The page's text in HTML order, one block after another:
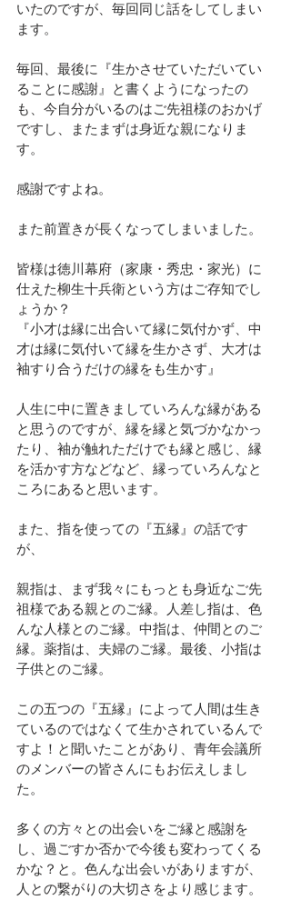
いたのですが、毎回同じ話をしてしまい
ます。
毎回、最後に『生かさせていただいてい
ることに感謝』と書くようになったの
も、今自分がいるのはご先祖様のおかげ
ですし、またまずは身近な親になりま
す。
感謝ですよね。
また前置きが長くなってしまいました。
皆様は徳川幕府（家康・秀忠・家光）に
仕えた柳生十兵衛という方はご存知でし
ょうか？
『小才は縁に出合いて縁に気付かず、中
才は縁に気付いて縁を生かさず、大才は
袖すり合うだけの縁をも生かす』
人生に中に置きましていろんな縁がある
と思うのですが、縁を縁と気づかなかっ
たり、袖が触れただけでも縁と感じ、縁
を活かす方などなど、縁っていろんなと
ころにあると思います。
また、指を使っての『五縁』の話です
が、
親指は、まず我々にもっとも身近なご先
祖様である親とのご縁。人差し指は、色
んな人様とのご縁。中指は、仲間とのご
縁。薬指は、夫婦のご縁。最後、小指は
子供とのご縁。
この五つの『五縁』によって人間は生き
ているのではなくて生かされているんで
すよ！と聞いたことがあり、青年会議所
のメンバーの皆さんにもお伝えしまし
た。
多くの方々との出会いをご縁と感謝を
し、過ごすか否かで今後も変わってくる
かな？と。色んな出会いがありますが、
人との繋がりの大切さをより感じます。